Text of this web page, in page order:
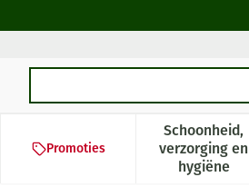
Promoties
Schoonheid,
verzorging en
hygiëne
Toon